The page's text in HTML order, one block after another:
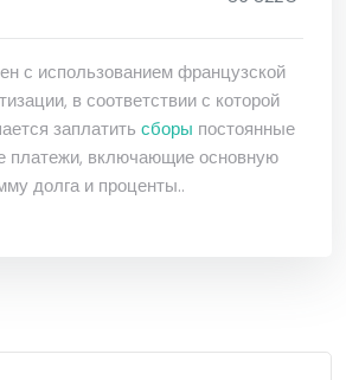
с использованием французской
в соответствии с которой
заплатить сборы постоянные
платежи, включающие основную
долга и проценты..